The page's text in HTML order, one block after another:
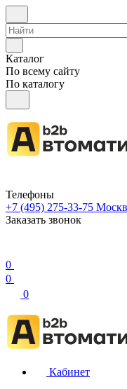
Каталог
По всему сайту
По каталогу
Телефоны
+7 (495) 275-33-75
Заказать звонок
0
0
0
Кабинет